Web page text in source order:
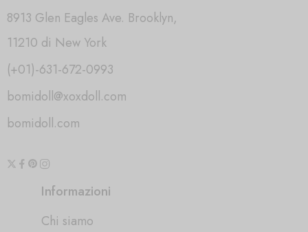
8913 Glen Eagles Ave. Brooklyn,
11210 di New York
(+01)-631-672-0993
bomidoll@xoxdoll.com
bomidoll.com
Informazioni
Chi siamo